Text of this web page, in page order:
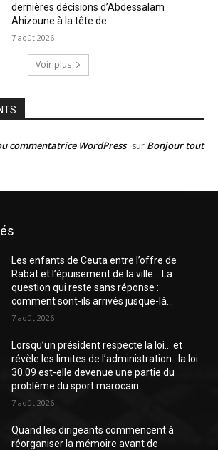
dernières décisions d’Abdessalam
Ahizoune à la tête de...
7 août 2026
Voir plus
commentatrice WordPress sur Bonjour tout
Les enfants de Ceuta entre l’offre de
Rabat et l’épuisement de la ville… La
question qui reste sans réponse :
comment sont-ils arrivés jusque-là...
7 août 2026
Lorsqu’un président respecte la loi… et
révèle les limites de l’administration : la loi
30.09 est-elle devenue une partie du
problème du sport marocain...
7 août 2026
Quand les dirigeants commencent à
réorganiser la mémoire avant de